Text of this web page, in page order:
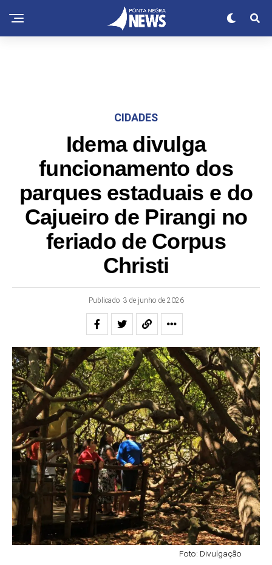
CIDADES
Idema divulga
funcionamento dos
parques estaduais e do
Cajueiro de Pirangi no
feriado de Corpus
Christi
Publicado 3 de junho de 2026
Foto: Divulgação